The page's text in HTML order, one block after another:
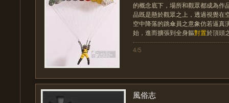
的概念底下，場所和觀眾都成為作
品既是懸於觀眾之上，透過視覺在
空中降落的跳傘員之意象仿若逼真
始，進而擴張到全身軀對置於頂頭
4/5
風俗志